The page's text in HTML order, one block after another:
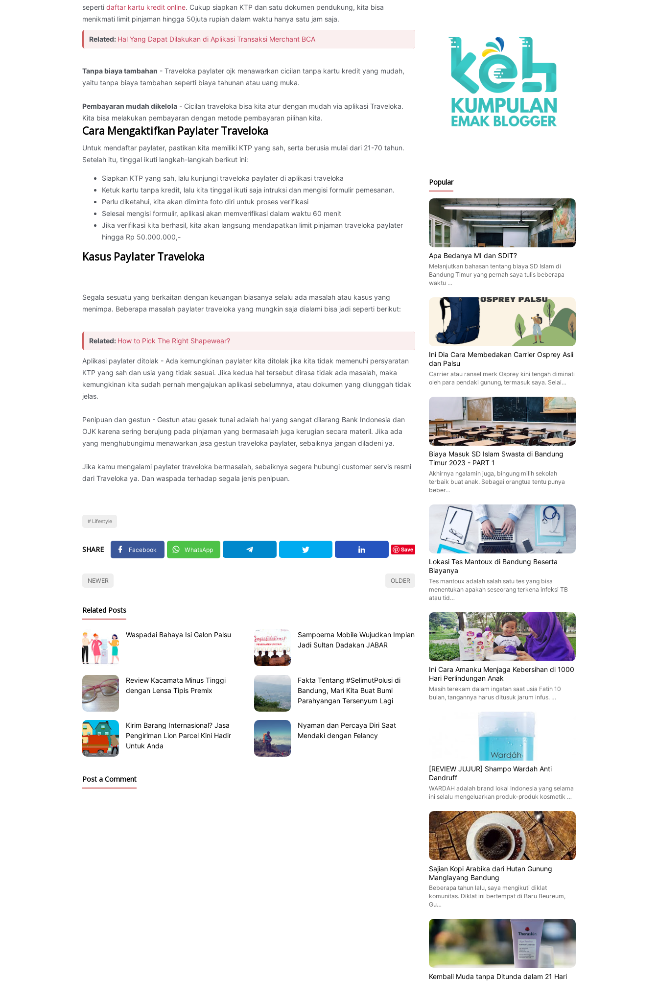
seperti daftar kartu kredit online. Cukup siapkan KTP dan satu dokumen pendukung, kita bisa
menikmati limit pinjaman hingga 50juta rupiah dalam waktu hanya satu jam saja.
Related: Hal Yang Dapat Dilakukan di Aplikasi Transaksi Merchant BCA
Tanpa biaya tambahan - Traveloka paylater ojk menawarkan cicilan tanpa kartu kredit yang mudah,
yaitu tanpa biaya tambahan seperti biaya tahunan atau uang muka.
Pembayaran mudah dikelola - Cicilan traveloka bisa kita atur dengan mudah via aplikasi Traveloka.
Kita bisa melakukan pembayaran dengan metode pembayaran pilihan kita.
Cara Mengaktifkan Paylater Traveloka
Untuk mendaftar paylater, pastikan kita memiliki KTP yang sah, serta berusia mulai dari 21-70 tahun.
Setelah itu, tinggal ikuti langkah-langkah berikut ini:
Siapkan KTP yang sah, lalu kunjungi traveloka paylater di aplikasi traveloka
Ketuk kartu tanpa kredit, lalu kita tinggal ikuti saja intruksi dan mengisi formulir pemesanan.
Perlu diketahui, kita akan diminta foto diri untuk proses verifikasi
Selesai mengisi formulir, aplikasi akan memverifikasi dalam waktu 60 menit
Jika verifikasi kita berhasil, kita akan langsung mendapatkan limit pinjaman traveloka paylater
hingga Rp 50.000.000,-
Kasus Paylater Traveloka
Segala sesuatu yang berkaitan dengan keuangan biasanya selalu ada masalah atau kasus yang
menimpa. Beberapa masalah paylater traveloka yang mungkin saja dialami bisa jadi seperti berikut:
Related: How to Pick The Right Shapewear?
Aplikasi paylater ditolak - Ada kemungkinan paylater kita ditolak jika kita tidak memenuhi persyaratan
KTP yang sah dan usia yang tidak sesuai. Jika kedua hal tersebut dirasa tidak ada masalah, maka
kemungkinan kita sudah pernah mengajukan aplikasi sebelumnya, atau dokumen yang diunggah tidak
jelas.
Penipuan dan gestun - Gestun atau gesek tunai adalah hal yang sangat dilarang Bank Indonesia dan
OJK karena sering berujung pada pinjaman yang bermasalah juga kerugian secara materil. Jika ada
yang menghubungimu menawarkan jasa gestun traveloka paylater, sebaiknya jangan diladeni ya.
Jika kamu mengalami paylater traveloka bermasalah, sebaiknya segera hubungi customer servis resmi
dari Traveloka ya. Dan waspada terhadap segala jenis penipuan.
Lifestyle
SHARE Facebook WhatsApp Save
NEWER OLDER
Related Posts
Waspadai Bahaya Isi Galon Palsu
Sampoerna Mobile Wujudkan Impian
Jadi Sultan Dadakan JABAR
Review Kacamata Minus Tinggi
dengan Lensa Tipis Premix
Fakta Tentang #SelimutPolusi di
Bandung, Mari Kita Buat Bumi
Parahyangan Tersenyum Lagi
Kirim Barang Internasional? Jasa
Pengiriman Lion Parcel Kini Hadir
Untuk Anda
Nyaman dan Percaya Diri Saat
Mendaki dengan Felancy
Post a Comment
Popular
Apa Bedanya MI dan SDIT?
Melanjutkan bahasan tentang biaya SD Islam di
Bandung Timur yang pernah saya tulis beberapa
waktu …
Ini Dia Cara Membedakan Carrier Osprey Asli
dan Palsu
Carrier atau ransel merk Osprey kini tengah diminati
oleh para pendaki gunung, termasuk saya. Selai…
Biaya Masuk SD Islam Swasta di Bandung
Timur 2023 - PART 1
Akhirnya ngalamin juga, bingung milih sekolah
terbaik buat anak. Sebagai orangtua tentu punya
beber…
Lokasi Tes Mantoux di Bandung Beserta
Biayanya
Tes mantoux adalah salah satu tes yang bisa
menentukan apakah seseorang terkena infeksi TB
atau tid…
Ini Cara Amanku Menjaga Kebersihan di 1000
Hari Perlindungan Anak
Masih terekam dalam ingatan saat usia Fatih 10
bulan, tangannya harus ditusuk jarum infus. …
[REVIEW JUJUR] Shampo Wardah Anti
Dandruff
WARDAH adalah brand lokal Indonesia yang selama
ini selalu mengeluarkan produk-produk kosmetik …
Sajian Kopi Arabika dari Hutan Gunung
Manglayang Bandung
Beberapa tahun lalu, saya mengikuti diklat
komunitas. Diklat ini bertempat di Baru Beureum,
Gu…
Kembali Muda tanpa Ditunda dalam 21 Hari